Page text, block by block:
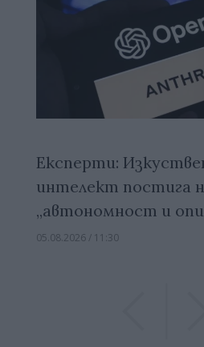
Експерти:
интелект постига
„автономност и
05.08.2026 / 11:30